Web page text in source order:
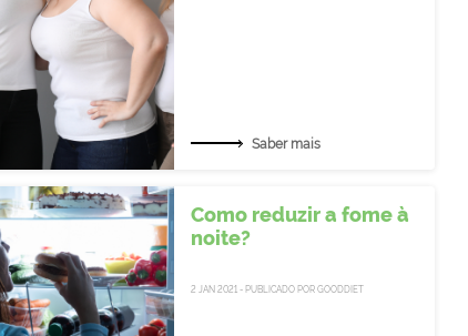
Saber mais
Como reduzir a fome à
noite?
2 JAN 2021 - PUBLICADO POR GOODDIET